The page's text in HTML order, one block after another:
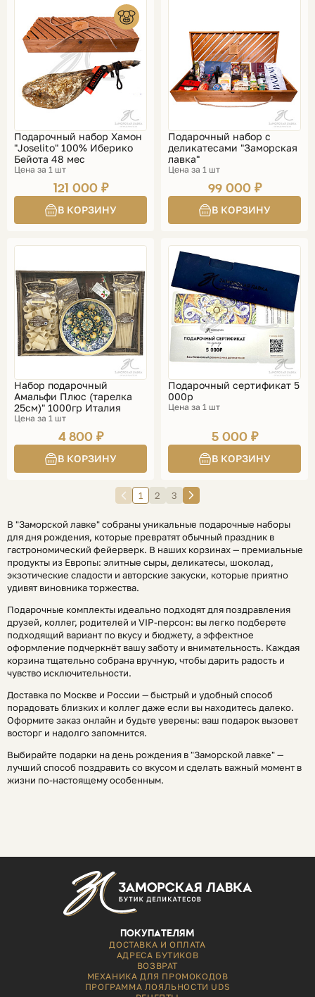
Подарочный набор Хамон
"Joselito" 100% Иберико
Бейота 48 мес
Цена за 1 шт
121 000 ₽
Подарочный набор с
деликатесами "Заморская
лавка"
Цена за 1 шт
99 000 ₽
Набор подарочный
Амальфи Плюс (тарелка
25см)" 1000гр Италия
Цена за 1 шт
4 800 ₽
Подарочный сертификат 5
000р
Цена за 1 шт
5 000 ₽
1 2 3
В "Заморской лавке" собраны уникальные подарочные наборы
для дня рождения, которые превратят обычный праздник в
гастрономический фейерверк. В наших корзинах — премиальные
продукты из Европы: элитные сыры, деликатесы, шоколад,
экзотические сладости и авторские закуски, которые приятно
удивят виновника торжества.​
Подарочные комплекты идеально подходят для поздравления
друзей, коллег, родителей и VIP-персон: вы легко подберете
подходящий вариант по вкусу и бюджету, а эффектное
оформление подчеркнёт вашу заботу и внимательность. Каждая
корзина тщательно собрана вручную, чтобы дарить радость и
чувство исключительности.​
Доставка по Москве и России — быстрый и удобный способ
порадовать близких и коллег даже если вы находитесь далеко.
Оформите заказ онлайн и будьте уверены: ваш подарок вызовет
восторг и надолго запомнится.​
Выбирайте подарки на день рождения в "Заморской лавке" —
лучший способ поздравить со вкусом и сделать важный момент в
жизни по-настоящему особенным.
ПОКУПАТЕЛЯМ
ДОСТАВКА И ОПЛАТА
АДРЕСА БУТИКОВ
ВОЗВРАТ
МЕХАНИКА ДЛЯ ПРОМОКОДОВ
ПРОГРАММА ЛОЯЛЬНОСТИ UDS